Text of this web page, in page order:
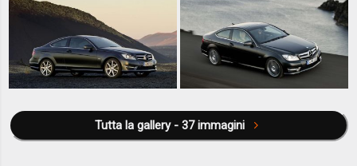
Tutta la gallery - 37 immagini